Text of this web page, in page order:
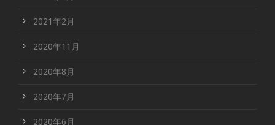
2021年2月
2020年11月
2020年8月
2020年7月
2020年6月